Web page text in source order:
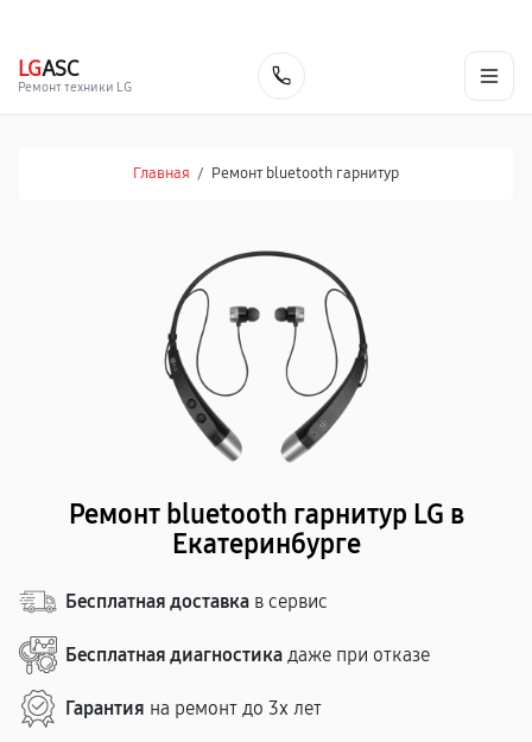
LGASC
Ремонт техники LG
Главная / Ремонт bluetooth гарнитур
Ремонт bluetooth гарнитур LG в
Екатеринбурге
Бесплатная доставка в сервис
Бесплатная диагностика даже при отказе
Гарантия на ремонт до 3х лет